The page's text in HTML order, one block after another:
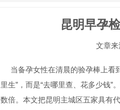
昆明早孕
文章来
当备孕女性在清晨的验孕棒上看
里生”，而是“去哪里查、花多少钱
数倍。本文把昆明主城区五家具有